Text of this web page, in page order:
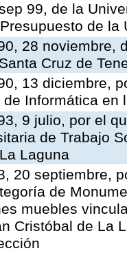
99, de la
de
28 noviembre,
Cruz de
13 diciembre,
de Informática en
9 julio, por el
de Trabajo
Laguna
20 septiembre,
de
muebles
Cristóbal de La